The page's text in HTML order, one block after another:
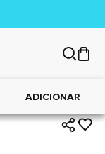
ADICIONAR